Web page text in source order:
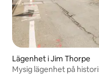
Lägenhet i Jim Thorpe
Mysig lägenhet på